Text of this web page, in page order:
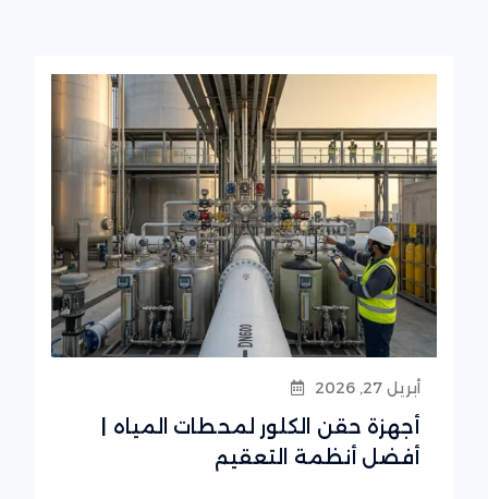
أبريل 27, 2026
أجهزة حقن الكلور لمحطات المياه |
أفضل أنظمة التعقيم